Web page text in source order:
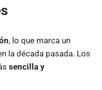
, lo que marca un
la década pasada. Los
sencilla y